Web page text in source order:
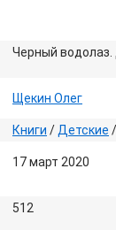
Черный водолаз.
Щекин Олег
Книги / Детские /
17 март 2020
512